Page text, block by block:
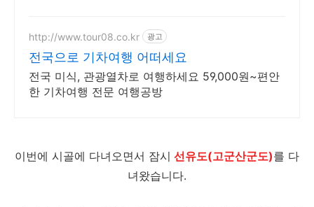
http://www.tour08.co.kr 광고
전국으로 기차여행 어떠세요
전국 미식, 관광열차로 여행하세요 59,000원~편안
한 기차여행 전문 여행공방
이번에 시골에 다녀오면서 잠시 선유도(고군산군도)를 다
녀왔습니다.